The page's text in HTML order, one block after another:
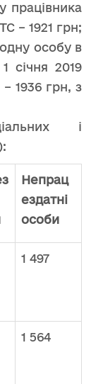
працівника
– 1921 грн;
особу в
січня 2019
1936 грн, з
і
Непрац
ездатні
особи
1 497
1 564